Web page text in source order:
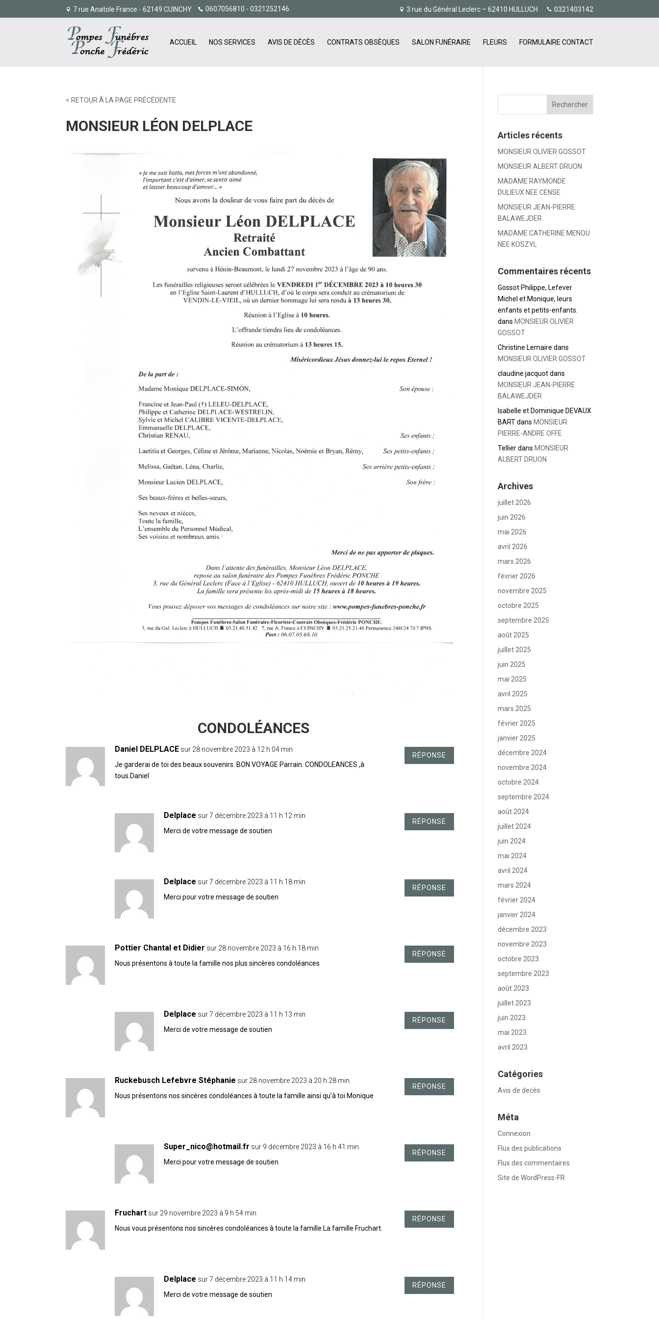
7 rue Anatole France - 62149 CUINCHY 0607056810 - 0321252146 3 rue du Général Leclerc – 62410 HULLUCH 0321403142
ACCUEIL NOS SERVICES AVIS DE DÉCÈS CONTRATS OBSÈQUES SALON FUNÉRAIRE FLEURS FORMULAIRE CONTACT
< RETOUR À LA PAGE PRÉCÉDENTE
MONSIEUR LÉON DELPLACE
Daniel DELPLACE sur 28 novembre 2023 à 12 h 04 min
Je garderai de toi des beaux souvenirs. BON VOYAGE Parrain. CONDOLEANCES ,à
tous.Daniel
RÉPONSE
Delplace sur 7 décembre 2023 à 11 h 12 min
Merci de votre message de soutien
RÉPONSE
Delplace sur 7 décembre 2023 à 11 h 18 min
Merci pour votre message de soutien
RÉPONSE
Pottier Chantal et Didier sur 28 novembre 2023 à 16 h 18 min
Nous présentons à toute la famille nos plus sincères condoléances
RÉPONSE
Delplace sur 7 décembre 2023 à 11 h 13 min
Merci de votre message de soutien
RÉPONSE
Ruckebusch Lefebvre Stéphanie sur 28 novembre 2023 à 20 h 28 min
Nous présentons nos sincères condoléances à toute la famille ainsi qu’à toi Monique
RÉPONSE
Super_nico@hotmail.fr sur 9 décembre 2023 à 16 h 41 min
Merci pour votre message de soutien
RÉPONSE
Fruchart sur 29 novembre 2023 à 9 h 54 min
Nous vous présentons nos sincères condoléances à toute la famille.La famille Fruchart.
RÉPONSE
Delplace sur 7 décembre 2023 à 11 h 14 min
Merci de votre message de soutien
RÉPONSE
Articles récents
MONSIEUR OLIVIER GOSSOT
MONSIEUR ALBERT DRUON
MADAME RAYMONDE
DULIEUX NEE CENSE
MONSIEUR JEAN-PIERRE
BALAWEJDER
MADAME CATHERINE MENOU
NEE KOSZYL
Commentaires récents
Gossot Philippe, Lefever
Michel et Monique, leurs
enfants et petits-enfants.
dans MONSIEUR OLIVIER
GOSSOT
Christine Lemaire dans
MONSIEUR OLIVIER GOSSOT
claudine jacquotdans
MONSIEUR JEAN-PIERRE
BALAWEJDER
Isabelle et Dominique DEVAUX
BARTdans MONSIEUR
PIERRE-ANDRE OFFE
Tellierdans MONSIEUR
ALBERT DRUON
Archives
juillet 2026
juin 2026
mai 2026
avril 2026
mars 2026
février 2026
novembre 2025
octobre 2025
septembre 2025
août 2025
juillet 2025
juin 2025
mai 2025
avril 2025
mars 2025
février 2025
janvier 2025
décembre 2024
novembre 2024
octobre 2024
septembre 2024
août 2024
juillet 2024
juin 2024
mai 2024
avril 2024
mars 2024
février 2024
janvier 2024
décembre 2023
novembre 2023
octobre 2023
septembre 2023
août 2023
juillet 2023
juin 2023
mai 2023
avril 2023
Catégories
Avis de decès
Méta
Connexion
Flux des publications
Flux des commentaires
Site de WordPress-FR